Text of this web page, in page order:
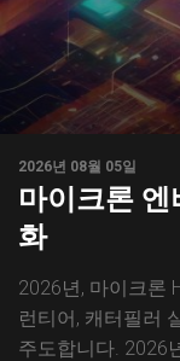
2026년 08월 05일
마이크론 엔
화
2026년, 마이크론
런티어, 캐터필러
주도합니다. 2026